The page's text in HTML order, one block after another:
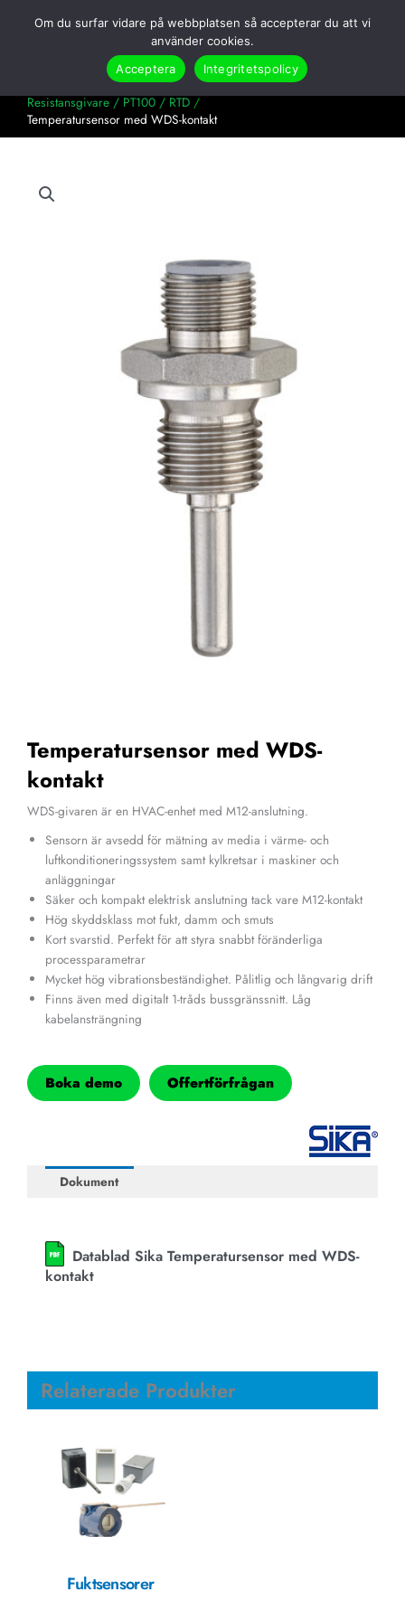
Search
Produkter
Temperatur
Resistansgivare / PT100 / RTD
Temperatursensor med WDS-kontakt
Temperatursensor med WDS-
kontakt
WDS-givaren är en HVAC-enhet med M12-anslutning.
Sensorn är avsedd för mätning av media i värme- och
luftkonditioneringssystem samt kylkretsar i maskiner och
anläggningar
Säker och kompakt elektrisk anslutning tack vare M12-kontakt
Hög skyddsklass mot fukt, damm och smuts
Kort svarstid. Perfekt för att styra snabbt föränderliga
processparametrar
Mycket hög vibrationsbeständighet. Pålitlig och långvarig drift
Finns även med digitalt 1-tråds bussgränssnitt. Låg
kabelansträngning
Boka demo Offertförfrågan
Dokument
Datablad Sika Temperatursensor med WDS-
kontakt
Relaterade Produkter
Fuktsensorer
Om du surfar vidare på webbplatsen så accepterar du att vi
använder cookies.
Acceptera
Integritetspolicy